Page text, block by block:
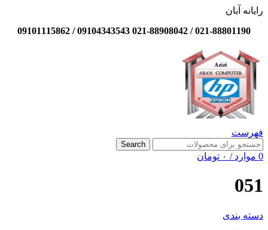
رایانه آبان
021-88801190 / 021-88908042 09104343543 / 09101115862
فهرست
Search
0 موارد / ۰ تومان
051
دسته بندی